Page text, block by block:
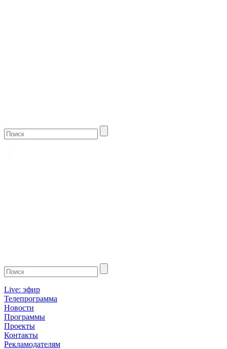
Live: эфир
Телепрограмма
Новости
Программы
Проекты
Контакты
Рекламодателям